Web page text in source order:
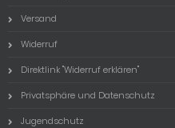
Versand
Widerruf
Direktlink "Widerruf erklären"
Privatsphäre und Datenschutz
Jugendschutz